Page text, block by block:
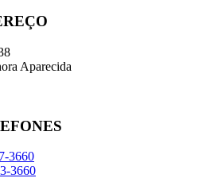
Aparecida
3660
3660